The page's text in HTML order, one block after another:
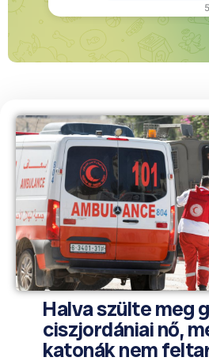
Halva szülte meg
ciszjordániai nő,
katonák nem